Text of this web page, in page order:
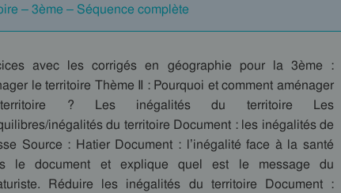
– 3ème – Séquence complète
avec les corrigés en géographie pour la 3ème :
le territoire Thème II : Pourquoi et comment aménager
? Les inégalités du territoire Les
inégalités du territoire Document : les inégalités de
Source : Hatier Document : l’inégalité face à la santé
le document et explique quel est le message du
Réduire les inégalités du territoire Document :